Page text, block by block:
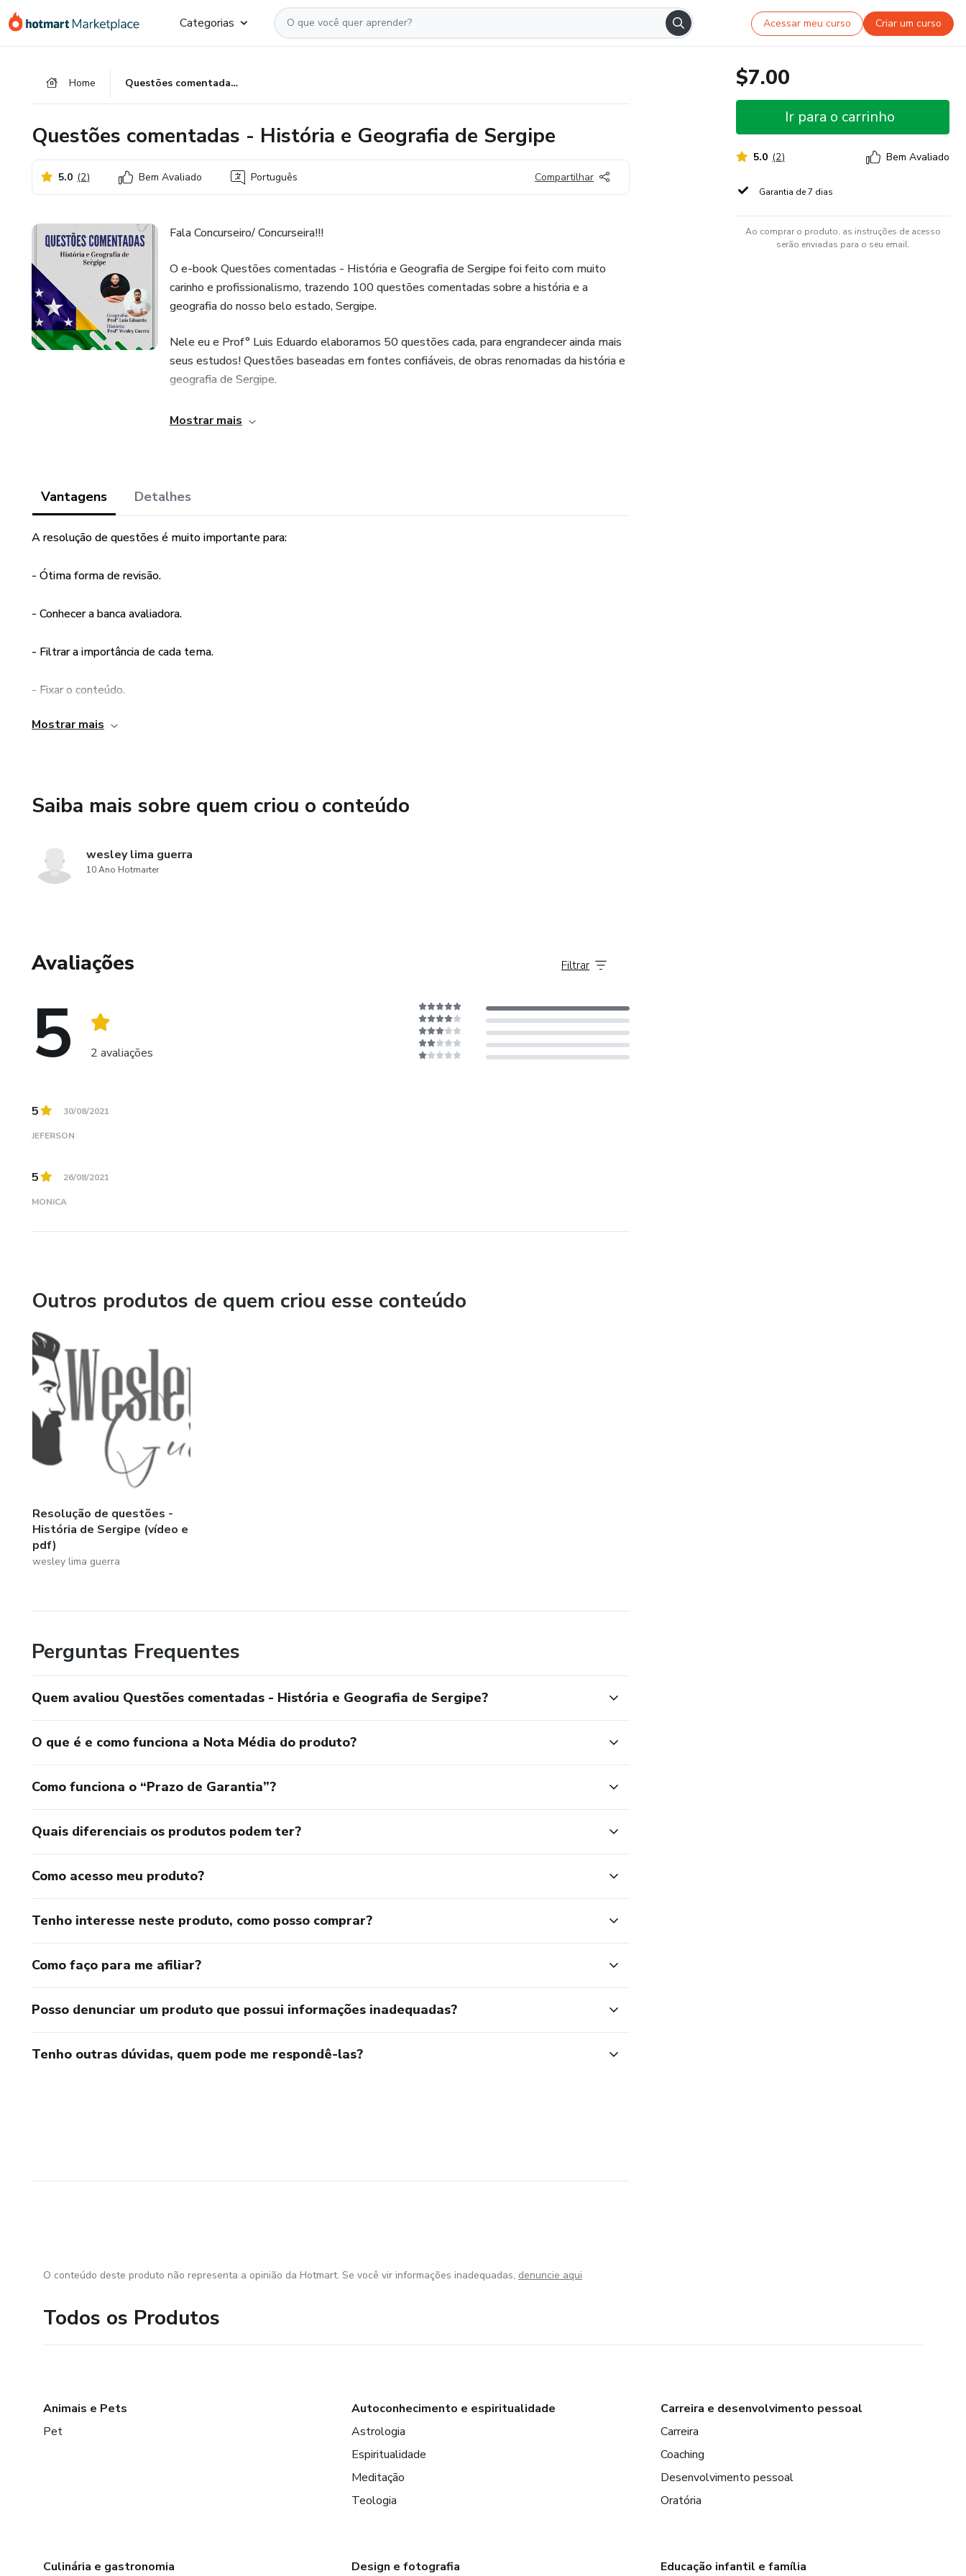
para
para
para
Categorias Acessar meu curso Criar um curso
Home Questões comentadas - História e Geografia de Sergipe
Questões comentadas - História e Geografia de Sergipe
5.0 (2) Bem Avaliado Português Compartilhar
Fala Concurseiro/ Concurseira!!!
O e-book Questões comentadas - História e Geografia de Sergipe foi feito com muito
carinho e profissionalismo, trazendo 100 questões comentadas sobre a história e a
geografia do nosso belo estado, Sergipe.
Nele eu e Prof° Luis Eduardo elaboramos 50 questões cada, para engrandecer ainda mais
seus estudos! Questões baseadas em fontes confiáveis, de obras renomadas da história e
geografia de Sergipe.
Quem somos?
Mostrar mais
Vantagens Detalhes
A resolução de questões é muito importante para:
- Ótima forma de revisão.
- Conhecer a banca avaliadora.
- Filtrar a importância de cada tema.
- Fixar o conteúdo.
- Otimizar seu tempo.
- Mensurar o seu progresso.
Mostrar mais
Saiba mais sobre quem criou o conteúdo
wesley lima guerra
10 Ano Hotmarter
Avaliações
5 2 avaliações
Filtrar
5 30/08/2021
JEFERSON
5 26/08/2021
MONICA
Outros produtos de quem criou esse conteúdo
Resolução de questões -
História de Sergipe (vídeo e
pdf)
wesley lima guerra
Perguntas Frequentes
Quem avaliou Questões comentadas - História e Geografia de Sergipe?
O que é e como funciona a Nota Média do produto?
Como funciona o “Prazo de Garantia”?
Quais diferenciais os produtos podem ter?
Como acesso meu produto?
Tenho interesse neste produto, como posso comprar?
Como faço para me afiliar?
Posso denunciar um produto que possui informações inadequadas?
Tenho outras dúvidas, quem pode me respondê-las?
$7.00
Ir para o carrinho
5.0 (2) Bem Avaliado
Garantia de 7 dias
Ao comprar o produto, as instruções de acesso
serão enviadas para o seu email.
O conteúdo deste produto não representa a opinião da Hotmart. Se você vir informações inadequadas, denuncie aqui
Todos os Produtos
Animais e Pets
Pet
Autoconhecimento e espiritualidade
Astrologia
Espiritualidade
Meditação
Teologia
Carreira e desenvolvimento pessoal
Carreira
Coaching
Desenvolvimento pessoal
Oratória
Culinária e gastronomia Design e fotografia Educação infantil e família